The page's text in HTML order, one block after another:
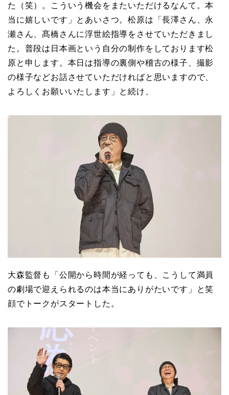
た（笑）。こういう機会をまたいただけるなんて。本
当に嬉しいです」とあいさつ。松原は「長澤さん、永
瀬さん、髙橋さんに浮世絵指導をさせていただきまし
た。普段は日本画という自分の制作をしております松
原と申します。本日は指導の裏側や稽古の様子、撮影
の様子などお話させていただければと思いますので、
よろしくお願いいたします」と続け、
大森監督も「公開から時間が経っても、こうして満員
の劇場で迎えられるのは本当にありがたいです」と笑
顔でトークがスタートした。